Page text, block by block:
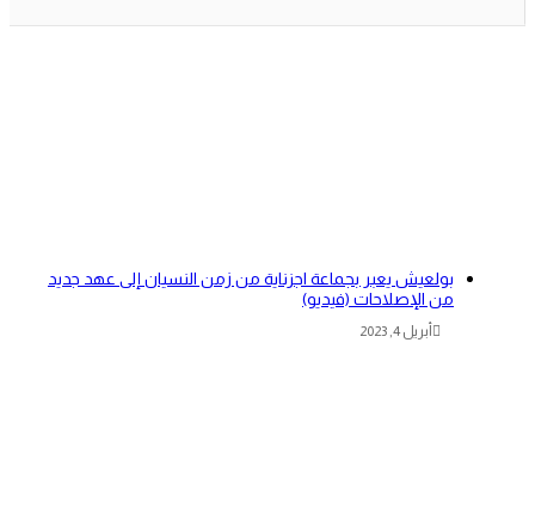
بولعيش يعبر بجماعة اجزناية من زمن النسيان إلى عهد جديد
من الإصلاحات (فيديو)
أبريل 4, 2023